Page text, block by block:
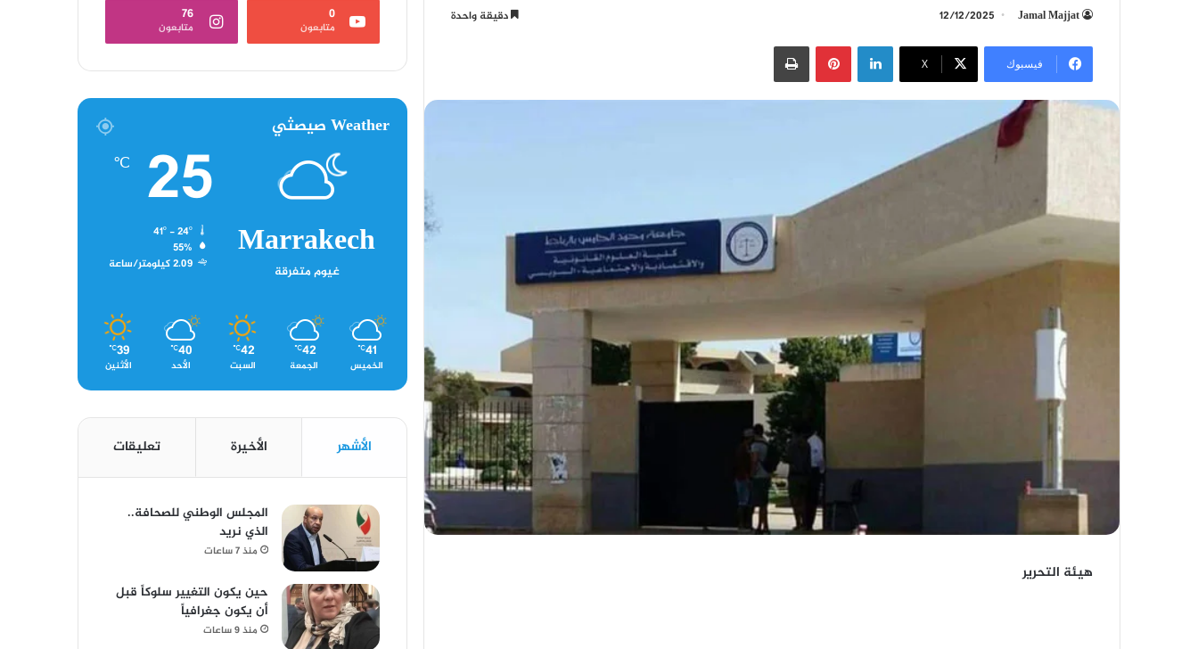
Jamal Majjat
12/12/2025 دقيقة واحدة
فيسبوك ‫X
لينكدإن بينتيريست
هيئة التحرير
0
متابعون
76
متابعون
Weather صيصثي
Marrakech
غيوم متفرقة
25
℃
55%
2.09 كيلومتر/ساعة
41
℃
الخميس
42
℃
الجمعة
42
℃
السبت
40
℃
الأحد
39
℃
الأثنين
الأشهر الأخيرة تعليقات
المجلس الوطني للصحافة..
الذي نريد
منذ 7 ساعات
حين يكون التغيير سلوكاً قبل
أن يكون جغرافياً
منذ 9 ساعات